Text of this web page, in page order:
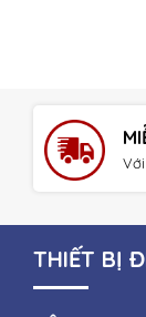
THIẾT BỊ